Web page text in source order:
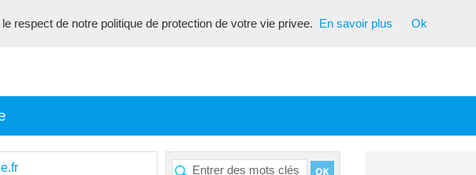
respect de notre politique de protection de votre vie privee. En savoir plus Ok